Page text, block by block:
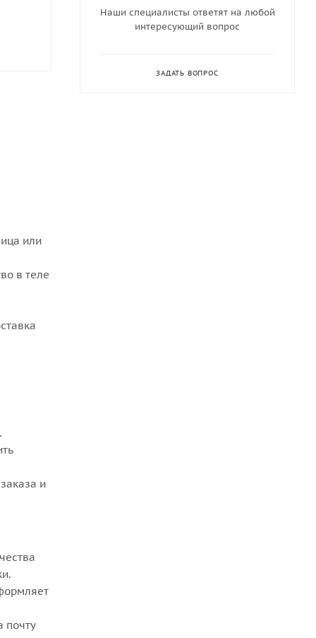
или
в теле
и
почту
Наши специалисты ответят на любой
интересующий вопрос
ЗАДАТЬ ВОПРОС